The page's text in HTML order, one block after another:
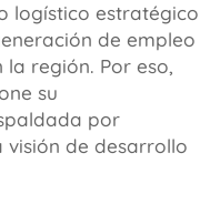
logístico estratégico
de empleo
región. Por eso,
su
por
de desarrollo